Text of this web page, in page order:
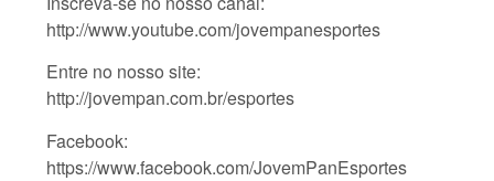
http://www.youtube.com/jovempanesportes
Entre no nosso site:
http://jovempan.com.br/esportes
Facebook:
https://www.facebook.com/JovemPanEsportes